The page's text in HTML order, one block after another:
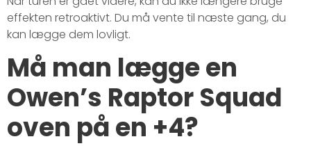
effekten retroaktivt. Du må vente til næste gang, du
kan lægge dem lovligt.
Må man lægge en
Owen’s Raptor Squad
oven på en +4?